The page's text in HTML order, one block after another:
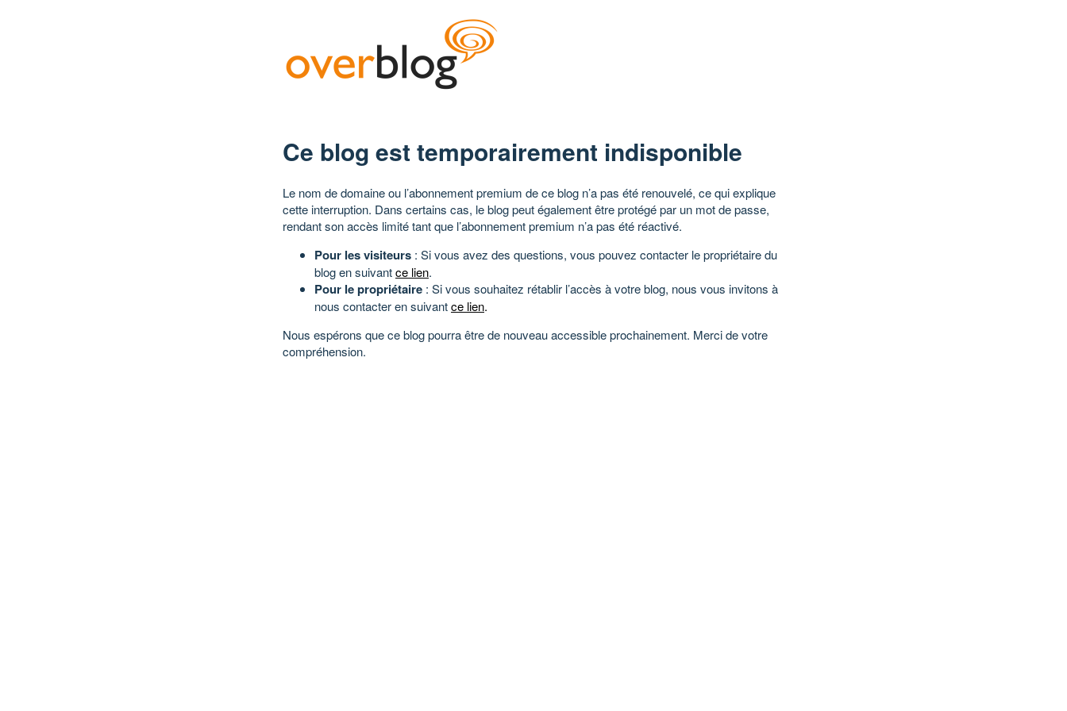
Ce blog est temporairement indisponible
Le nom de domaine ou l’abonnement premium de ce blog n’a pas été renouvelé, ce qui explique
cette interruption. Dans certains cas, le blog peut également être protégé par un mot de passe,
rendant son accès limité tant que l’abonnement premium n’a pas été réactivé.
Pour les visiteurs : Si vous avez des questions, vous pouvez contacter le propriétaire du
blog en suivantce lien.
Pour le propriétaire : Si vous souhaitez rétablir l’accès à votre blog, nous vous invitons à
nous contacter en suivantce lien.
Nous espérons que ce blog pourra être de nouveau accessible prochainement. Merci de votre
compréhension.